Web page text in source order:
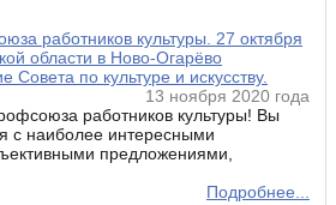
работников культуры. 27 октября
области в Ново-Огарёво
Совета по культуре и искусству.
13 ноября 2020 года
работников культуры! Вы
с наиболее интересными
предложениями,
Подробнее...